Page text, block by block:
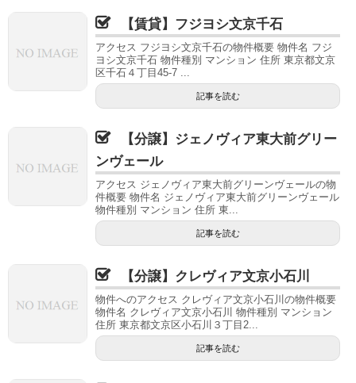
【賃貸】フジヨシ文京千石
アクセス フジヨシ文京千石の物件概要 物件名 フジ
ヨシ文京千石 物件種別 マンション 住所 東京都文京
区千石４丁目45-7 ...
記事を読む
【分譲】ジェノヴィア東大前グリー
ンヴェール
アクセス ジェノヴィア東大前グリーンヴェールの物
件概要 物件名 ジェノヴィア東大前グリーンヴェール
物件種別 マンション 住所 東...
記事を読む
【分譲】クレヴィア文京小石川
物件へのアクセス クレヴィア文京小石川の物件概要
物件名 クレヴィア文京小石川 物件種別 マンション
住所 東京都文京区小石川３丁目2...
記事を読む